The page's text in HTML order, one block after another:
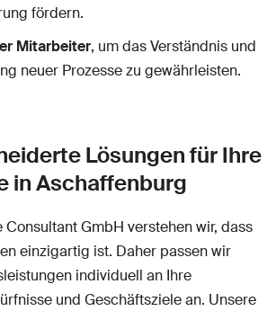
fördern.
Mitarbeiter, um das Verständnis und
neuer Prozesse zu gewährleisten.
Lösungen für Ihre
in Aschaffenburg
Consultant GmbH verstehen wir, dass
einzigartig ist. Daher passen wir
individuell an Ihre
und Geschäftsziele an. Unsere